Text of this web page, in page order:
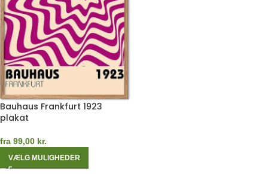
Bauhaus Frankfurt 1923
plakat
fra 99,00 kr.
VÆLG MULIGHEDER